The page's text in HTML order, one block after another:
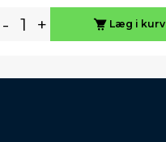
- + Læg i kurv